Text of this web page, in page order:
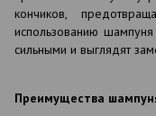
кончиков,
использованию шампуня
сильными и выглядят
Преимущества